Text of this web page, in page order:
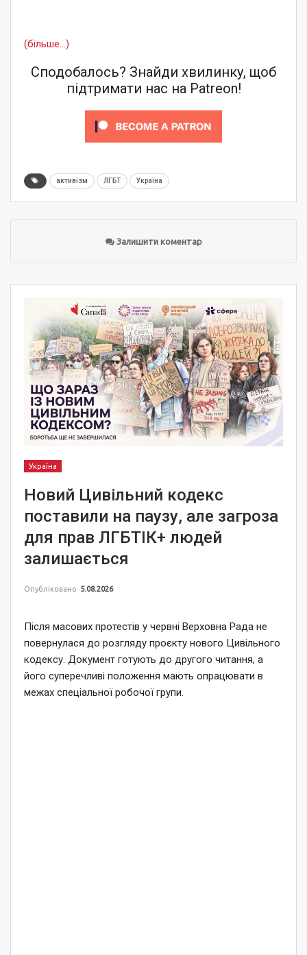
(більше…)
Сподобалось? Знайди хвилинку, щоб
підтримати нас на Patreon!
активізм ЛГБТ Україна
Залишити коментар
Україна
Новий Цивільний кодекс
поставили на паузу, але загроза
для прав ЛГБТІК+ людей
залишається
Опубліковано 5.08.2026
Після масових протестів у червні Верховна Рада не
повернулася до розгляду проєкту нового Цивільного
кодексу. Документ готують до другого читання, а
його суперечливі положення мають опрацювати в
межах спеціальної робочої групи.